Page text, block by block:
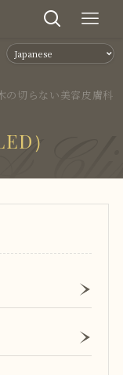
の切らない美容皮膚科
）